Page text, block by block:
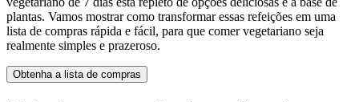
plantas. Vamos mostrar como transformar essas refeições em uma
lista de compras rápida e fácil, para que comer vegetariano seja
realmente simples e prazeroso.
Obtenha a lista de compras